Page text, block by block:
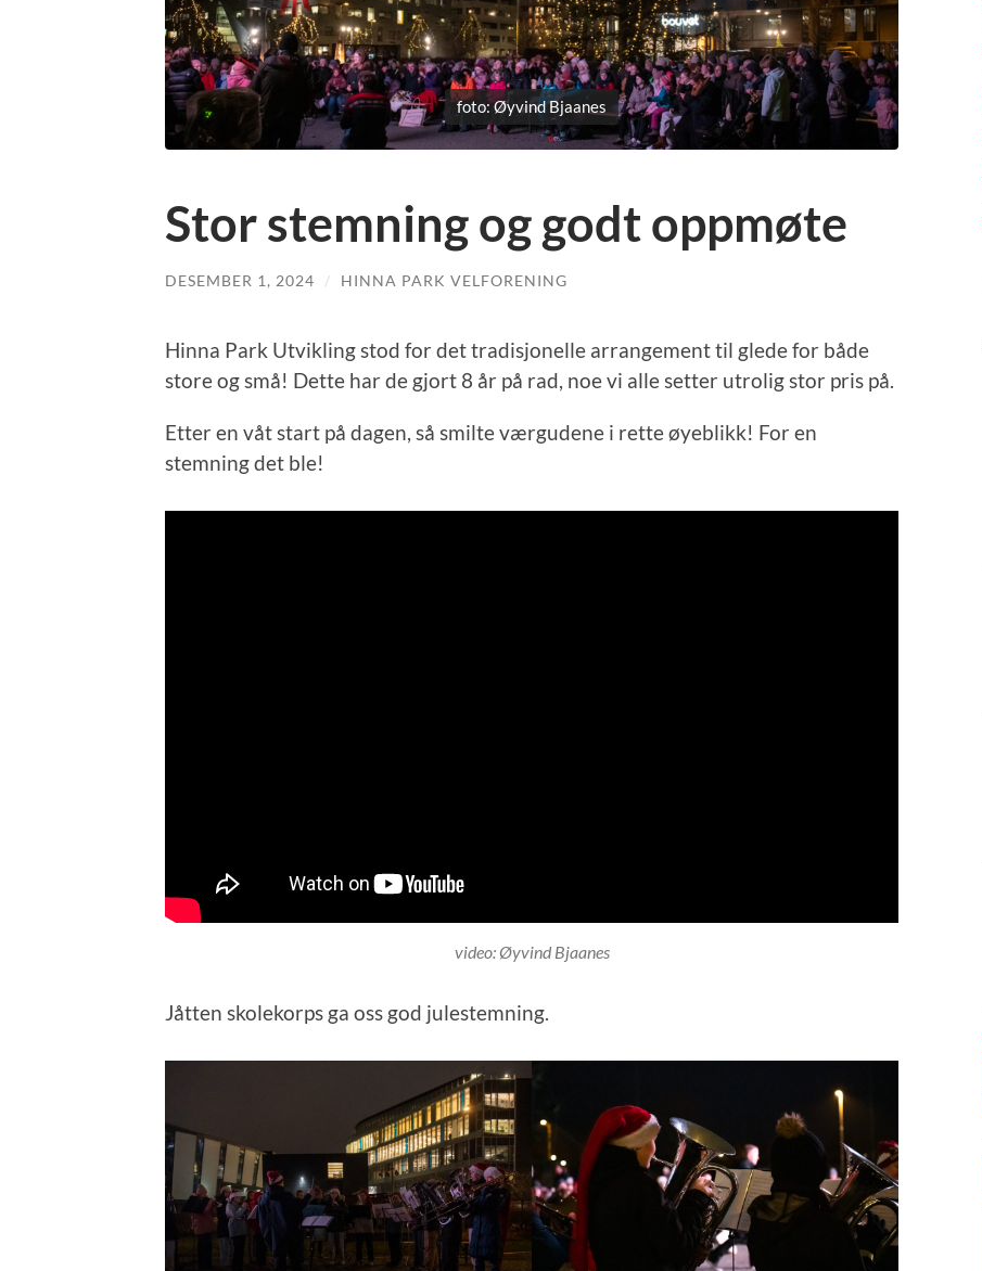
foto: Øyvind Bjaanes
Stor stemning og godt oppmøte
DESEMBER 1, 2024 / HINNA PARK VELFORENING
Hinna Park Utvikling stod for det tradisjonelle arrangement til glede for både
store og små! Dette har de gjort 8 år på rad, noe vi alle setter utrolig stor pris på.
Etter en våt start på dagen, så smilte værgudene i rette øyeblikk! For en
stemning det ble!
video: Øyvind Bjaanes
Jåtten skolekorps ga oss god julestemning.